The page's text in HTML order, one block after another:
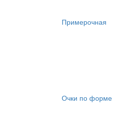
Примерочная
Очки по форме